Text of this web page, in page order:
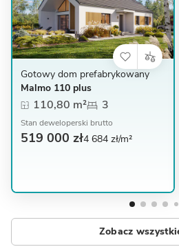
Gotowy dom prefabrykowany
Malmo 110 plus
110,80 m² 3
Stan deweloperski brutto
519 000 zł4 684 zł/m²
Zobacz